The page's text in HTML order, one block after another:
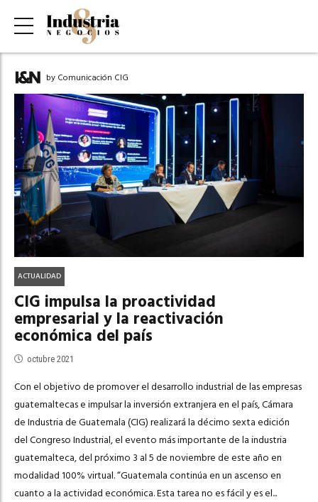
by Comunicación CIG
ACTUALIDAD
CIG impulsa la proactividad
empresarial y la reactivación
económica del país
octubre 2021
Con el objetivo de promover el desarrollo industrial de las empresas
guatemaltecas e impulsar la inversión extranjera en el país, Cámara
de Industria de Guatemala (CIG) realizará la décimo sexta edición
del Congreso Industrial, el evento más importante de la industria
guatemalteca, del próximo 3 al 5 de noviembre de este año en
modalidad 100% virtual. “Guatemala continúa en un ascenso en
cuanto a la actividad económica. Esta tarea no es fácil y es el...